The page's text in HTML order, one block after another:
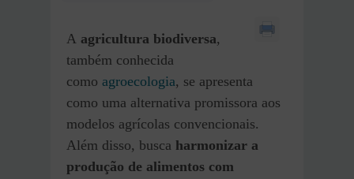
A agricultura biodiversa,
também conhecida
como agroecologia, se apresenta
como uma alternativa promissora aos
modelos agrícolas convencionais.
Além disso, busca harmonizar a
produção de alimentos com